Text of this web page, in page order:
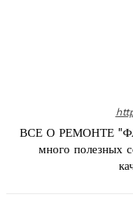
ВСЕ О РЕМОНТЕ
много полезных